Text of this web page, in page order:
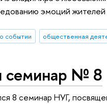
эмоций жителей
событии общественная
семинар № 8
8 семинар НУГ,